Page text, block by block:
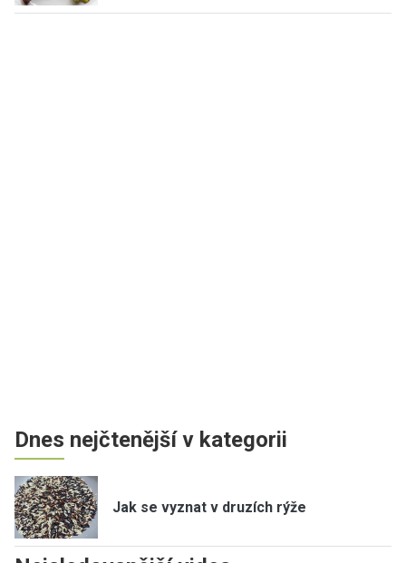
Dnes nejčtenější v kategorii
Jak se vyznat v druzích rýže